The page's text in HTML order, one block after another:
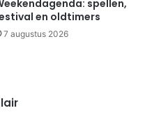
spellen,
en oldtimers
7 augustus 2026